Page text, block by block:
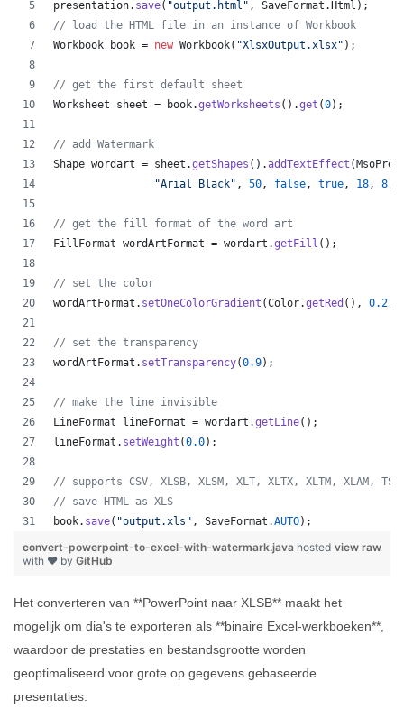
presentation. save( "output.html" , SaveFormat . Html );
// load the HTML file in an instance of Workbook
Workbook
book = new Workbook( "XlsxOutput.xlsx" );
// get the first default sheet
Worksheet
sheet = book.getWorksheets ().get (0);
// add Watermark
Shape wordart = sheet .getShapes ().addTextEffect (
"Arial Black" , 50, false, true, 18, 8,
// get the fill format of the word art
FillFormat wordArtFormat = wordart .getFill ();
// set the color
wordArtFormat . setOneColorGradient (Color.getRed (), 0.2,
// set the transparency
wordArtFormat . setTransparency(0.9);
// make the line invisible
LineFormat
lineFormat = wordart .getLine();
lineFormat . setWeight (0.0);
// supports CSV, XLSB, XLSM, XLT, XLTX, XLTM, XLAM,
// save HTML as XLS
book. save( "output.xls" , SaveFormat .AUTO);
view raw
convert-powerpoint-to-excel-with-watermark.java hosted
with ❤ by GitHub
Het converteren van **PowerPoint naar XLSB** maakt het
mogelijk om dia's te exporteren als **binaire Excel-werkboeken**,
waardoor de prestaties en bestandsgrootte worden
geoptimaliseerd voor grote op gegevens gebaseerde
presentaties.